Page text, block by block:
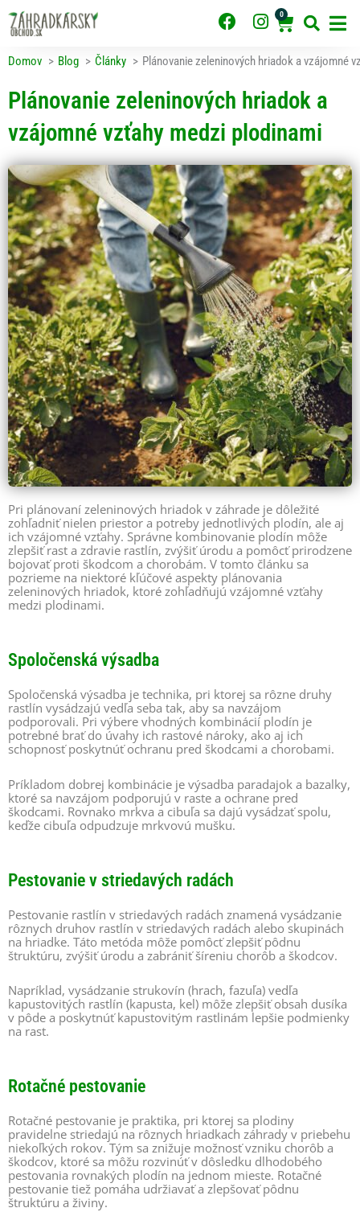
na
obsah
F
c
b
o
o
k
I
s
a
g
r
a
m
0
Cart
Domov Blog Články Plánovanie zeleninových hriadok a vzájomné
Plánovanie zeleninových hriadok a
vzájomné vzťahy medzi plodinami
Pri plánovaní zeleninových hriadok v záhrade je dôležité
zohľadniť nielen priestor a potreby jednotlivých plodín, ale aj
ich vzájomné vzťahy. Správne kombinovanie plodín môže
zlepšiť rast a zdravie rastlín, zvýšiť úrodu a pomôcť prirodzene
bojovať proti škodcom a chorobám. V tomto článku sa
pozrieme na niektoré kľúčové aspekty plánovania
zeleninových hriadok, ktoré zohľadňujú vzájomné vzťahy
medzi plodinami.
Spoločenská výsadba
Spoločenská výsadba je technika, pri ktorej sa rôzne druhy
rastlín vysádzajú vedľa seba tak, aby sa navzájom
podporovali. Pri výbere vhodných kombinácií plodín je
potrebné brať do úvahy ich rastové nároky, ako aj ich
schopnosť poskytnúť ochranu pred škodcami a chorobami.
Príkladom dobrej kombinácie je výsadba paradajok a bazalky,
ktoré sa navzájom podporujú v raste a ochrane pred
škodcami. Rovnako mrkva a cibuľa sa dajú vysádzať spolu,
keďže cibuľa odpudzuje mrkvovú mušku.
Pestovanie v striedavých radách
Pestovanie rastlín v striedavých radách znamená vysádzanie
rôznych druhov rastlín v striedavých radách alebo skupinách
na hriadke. Táto metóda môže pomôcť zlepšiť pôdnu
štruktúru, zvýšiť úrodu a zabrániť šíreniu chorôb a škodcov.
Napríklad, vysádzanie strukovín (hrach, fazuľa) vedľa
kapustovitých rastlín (kapusta, kel) môže zlepšiť obsah dusíka
v pôde a poskytnúť kapustovitým rastlinám lepšie podmienky
na rast.
Rotačné pestovanie
Rotačné pestovanie je praktika, pri ktorej sa plodiny
pravidelne striedajú na rôznych hriadkach záhrady v priebehu
niekoľkých rokov. Tým sa znižuje možnosť vzniku chorôb a
škodcov, ktoré sa môžu rozvinúť v dôsledku dlhodobého
pestovania rovnakých plodín na jednom mieste. Rotačné
pestovanie tiež pomáha udržiavať a zlepšovať pôdnu
štruktúru a živiny.